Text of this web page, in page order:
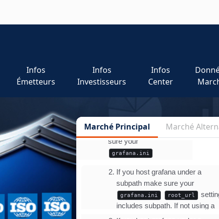
Infos
Émetteurs
Infos
Investisseurs
Infos
Center
Marché Principal Marché